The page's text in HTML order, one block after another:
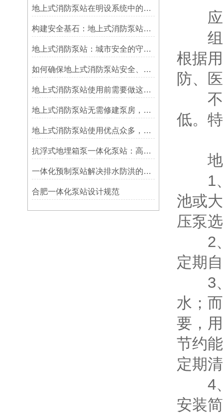
地上式消防泵站在明设系统中的水力组织与运维逻辑
构建安全基石：地上式消防泵站基础施工方案详解
地上式消防泵站：城市安全的守护者
如何确保地上式消防泵站安全、可靠、稳定运行
地上式消防泵站使用前需要做这些检查
地上式消防泵站无需修建泵房，设备投资更少
地上式消防泵站使用优点众多，你值得拥有
抗浮式地埋箱泵一体化泵站：高水位环境下的消防供水保障​
一体化预制泵站解决排水防洪的建筑缺陷
合肥一体化泵站设计规范
应
组合
根据
防、
不锈
低。
地
1、
池或
压泵
2、
定期
3、
水；
要，
节约
定期
4、
安装